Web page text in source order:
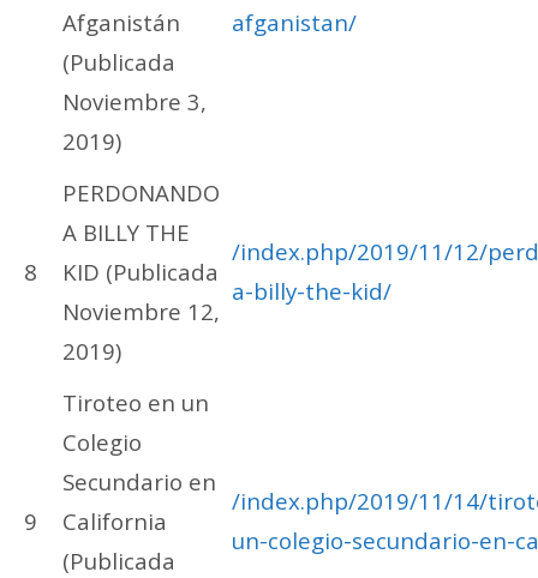
Afganistán
(Publicada
Noviembre 3,
2019)
afganistan/
8
PERDONANDO
A BILLY THE
KID (Publicada
Noviembre 12,
2019)
/index.php/2019/11/12/
a-billy-the-kid/
9
Tiroteo en un
Colegio
Secundario en
California
(Publicada
/index.php/2019/11/14/
un-colegio-secundario-en-